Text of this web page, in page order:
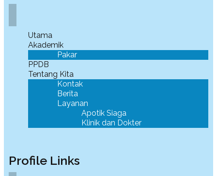
Utama
Akademik
Pakar
PPDB
Tentang Kita
Kontak
Berita
Layanan
Apotik Siaga
Klinik dan Dokter
Profile Links